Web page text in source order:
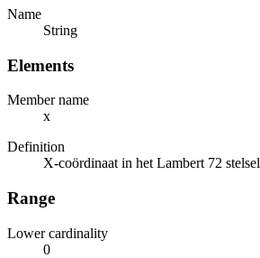
Name
String
Elements
Member name
x
Definition
X-coördinaat in het Lambert 72 stelsel
Range
Lower cardinality
0